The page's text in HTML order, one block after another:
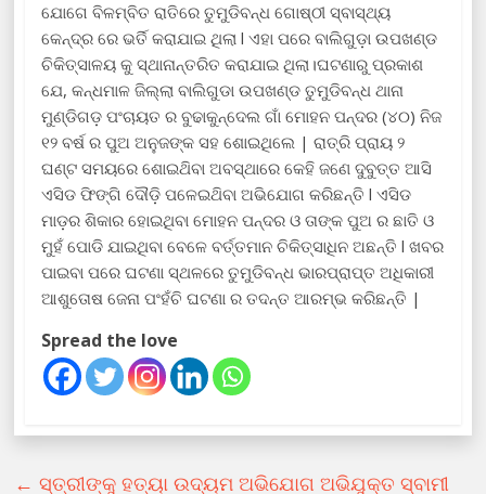
ଯୋଗେ ବିଳମ୍ବିତ ରାତିରେ ତୁମୁଡିବନ୍ଧ ଗୋଷ୍ଠୀ ସ୍ବାସ୍ଥ୍ୟ
କେନ୍ଦ୍ର ରେ ଭର୍ତି କରାଯାଇ ଥିଲା l ଏହା ପରେ ବାଲିଗୁଡ଼ା ଉପଖଣ୍ଡ
ଚିକିତ୍ସାଳୟ କୁ ସ୍ଥାନାନ୍ତରିତ କରାଯାଇ ଥିଲା।ଘଟଣାରୁ ପ୍ରକାଶ
ଯେ, କନ୍ଧମାଳ ଜିଲ୍ଲା ବାଲିଗୁଡା ଉପଖଣ୍ଡ ତୁମୁଡିବନ୍ଧ ଥାନା
ମୁଣ୍ଡିଗଡ଼ ପଂଚାୟତ ର ବୁଢାକୁନ୍ଦେଲ ଗାଁ ମୋହନ ପନ୍ଦର (୪୦) ନିଜ
୧୨ ବର୍ଷ ର ପୁଅ ଅନୁଜଙ୍କ ସହ ଶୋଇଥିଲେ | ରାତ୍ରି ପ୍ରାୟ ୨
ଘଣ୍ଟ ସମୟରେ ଶୋଇଥ‌ିବା ଅବସ୍ଥାରେ କେହି ଜଣେ ଦୁବୁତ୍ତ ଆସି
ଏସିଡ ଫିଙ୍ଗି ଦୌଡ଼ି ପଳେଇଥ‌ିବା ଅଭିଯୋଗ କରିଛନ୍ତି l ଏସିଡ
ମାଡ଼ର ଶିକାର ହୋଇଥିବା ମୋହନ ପନ୍ଦର ଓ ତାଙ୍କ ପୁଅ ର ଛାତି ଓ
ମୁହଁ ପୋଡି ଯାଇଥିବା ବେଳେ ବର୍ତ୍ତମାନ ଚିକିତ୍ସାଧିନ ଅଛନ୍ତି l ଖବର
ପାଇବା ପରେ ଘଟଣା ସ୍ଥଳରେ ତୁମୁଡିବନ୍ଧ ଭାରପ୍ରାପ୍ତ ଅଧିକାରୀ
ଆଶୁତୋଷ ଜେନା ପଂହଁଚି ଘଟଣା ର ତଦନ୍ତ ଆରମ୍ଭ କରିଛନ୍ତି |
Spread the love
← ସ୍ତ୍ରୀଙ୍କୁ ହତ୍ୟା ଉଦ୍ୟମ ଅଭିଯୋଗ ଅଭିଯୁକ୍ତ ସ୍ବାମୀ